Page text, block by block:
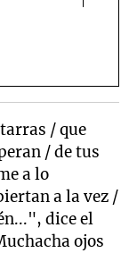
/ que
/ de tus
a lo
a la vez /
dice el
ojos